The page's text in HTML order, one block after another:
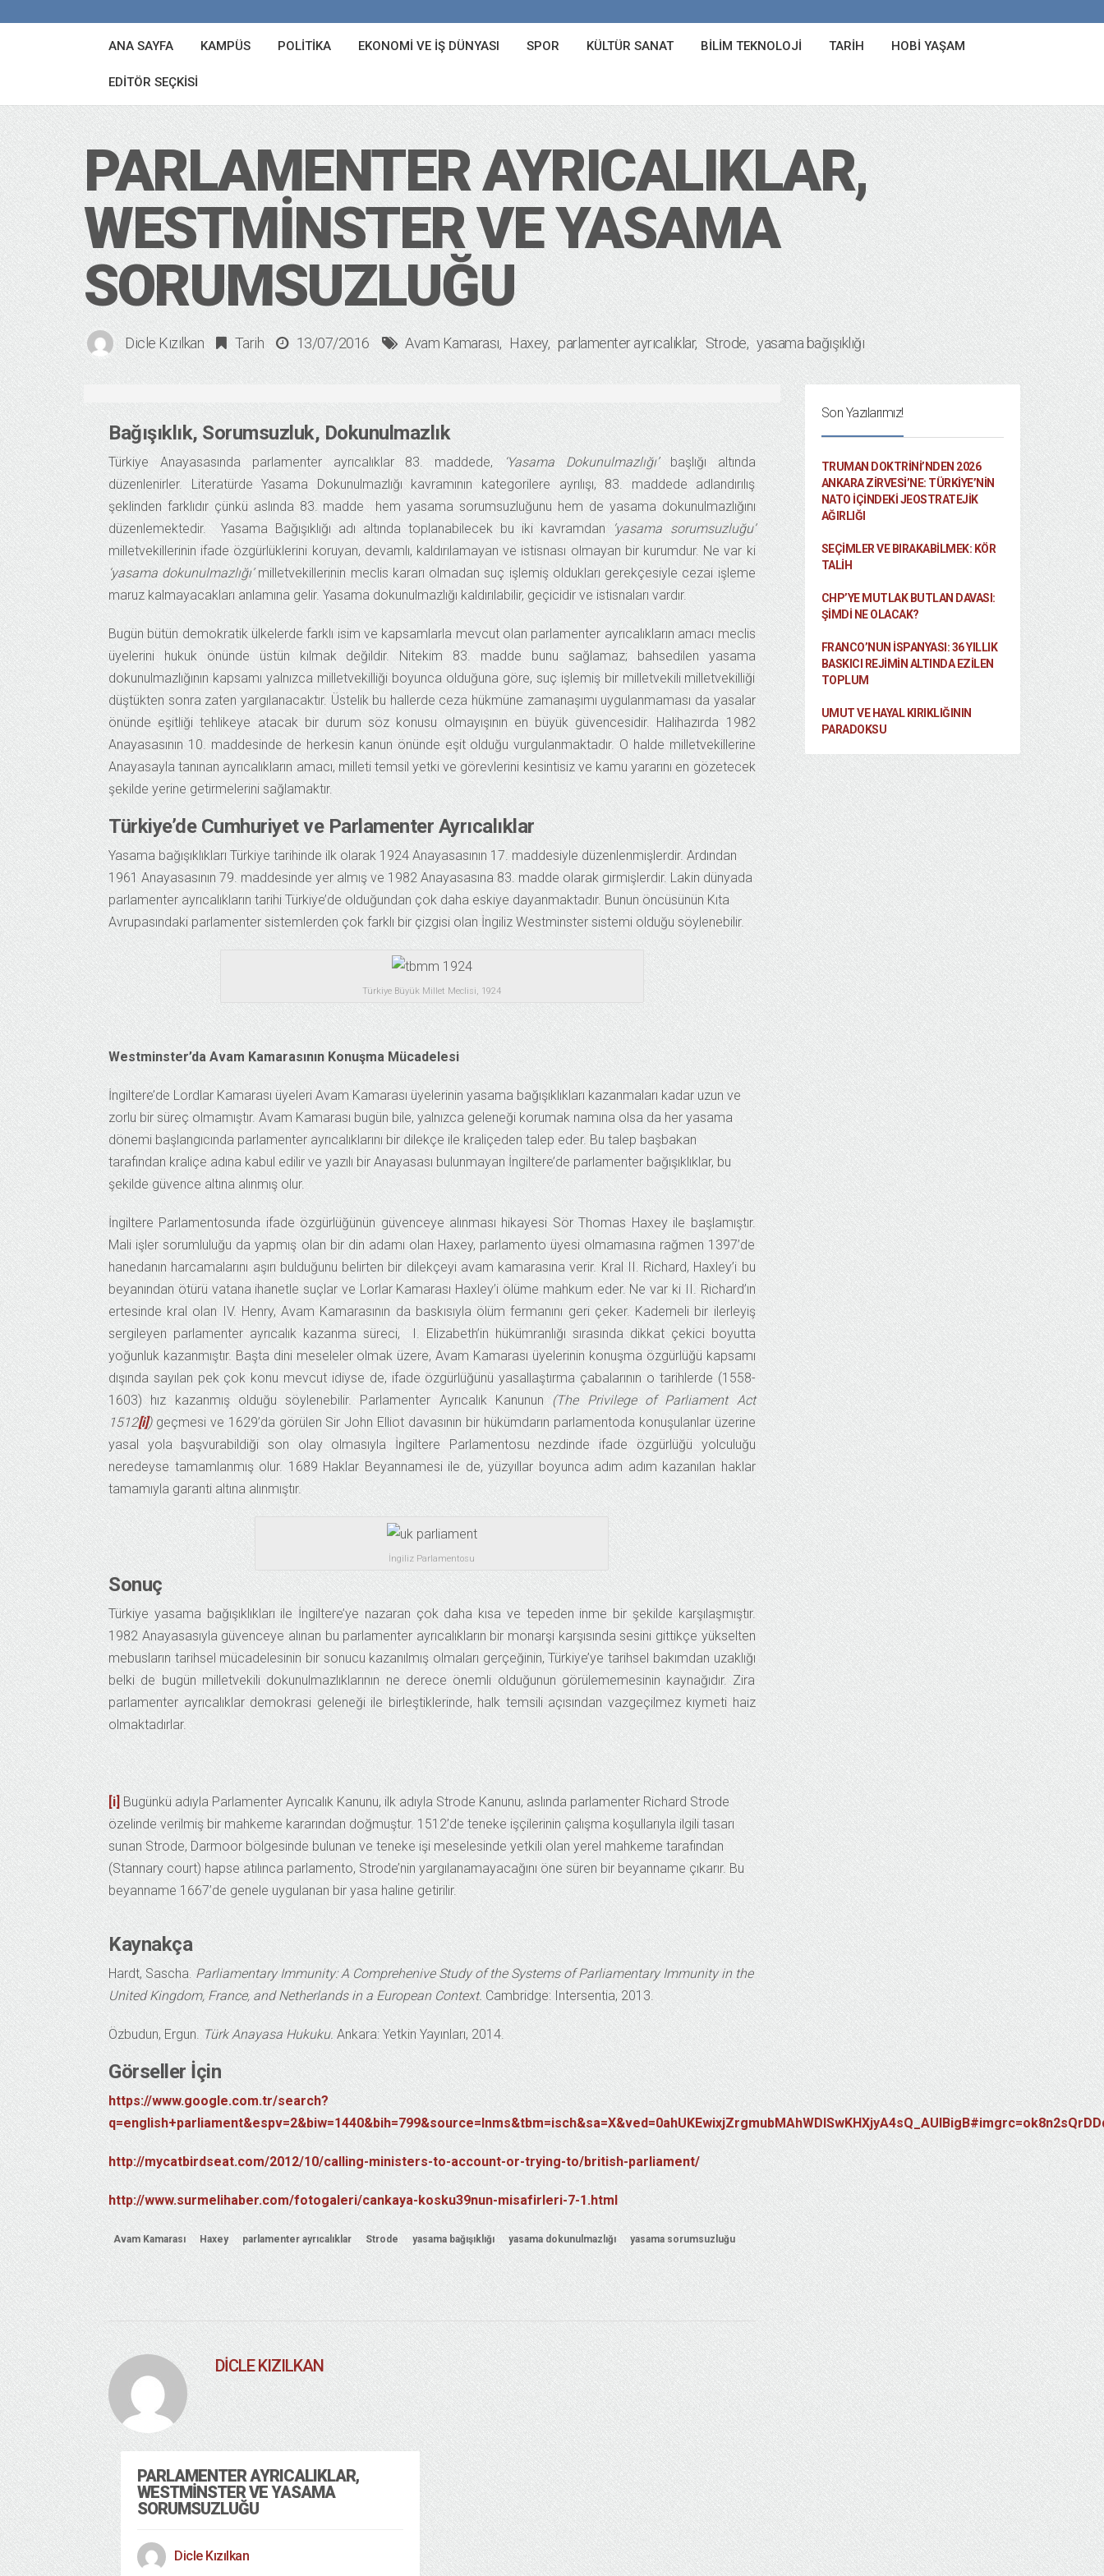
ANA SAYFA KAMPÜS POLITIKA EKONOMI VE İŞ DÜNYASI SPOR KÜLTÜR SANAT BILIM TEKNOLOJI TARIH HOBI YAŞAM
EDITÖR SEÇKISI
PARLAMENTER AYRICALIKLAR,
WESTMINSTER VE YASAMA
SORUMSUZLUĞU
Dicle Kızılkan Tarih 13/07/2016 Avam Kamarası Haxey parlamenter ayrıcalıklar Strode yasama bağışıklığı
Bağışıklık, Sorumsuzluk, Dokunulmazlık
Türkiye Anayasasında parlamenter ayrıcalıklar 83. maddede, ‘Yasama Dokunulmazlığı’başlığı altında
düzenlenirler. Literatürde Yasama Dokunulmazlığı kavramının kategorilere ayrılışı, 83. maddede adlandırılış
şeklinden farklıdır çünkü aslında 83. madde hem yasama sorumsuzluğunu hem de yasama dokunulmazlığını
düzenlemektedir. Yasama Bağışıklığı adı altında toplanabilecek bu iki kavramdan ‘yasama sorumsuzluğu’
milletvekillerinin ifade özgürlüklerini koruyan, devamlı, kaldırılamayan ve istisnası olmayan bir kurumdur. Ne var ki
‘yasama dokunulmazlığı’milletvekillerinin meclis kararı olmadan suç işlemiş oldukları gerekçesiyle cezai işleme
maruz kalmayacakları anlamına gelir. Yasama dokunulmazlığı kaldırılabilir, geçicidir ve istisnaları vardır.
Bugün bütün demokratik ülkelerde farklı isim ve kapsamlarla mevcut olan parlamenter ayrıcalıkların amacı meclis
üyelerini hukuk önünde üstün kılmak değildir. Nitekim 83. madde bunu sağlamaz; bahsedilen yasama
dokunulmazlığının kapsamı yalnızca milletvekilliği boyunca olduğuna göre, suç işlemiş bir milletvekili milletvekilliği
düştükten sonra zaten yargılanacaktır. Üstelik bu hallerde ceza hükmüne zamanaşımı uygulanmaması da yasalar
önünde eşitliği tehlikeye atacak bir durum söz konusu olmayışının en büyük güvencesidir. Halihazırda 1982
Anayasasının 10. maddesinde de herkesin kanun önünde eşit olduğu vurgulanmaktadır. O halde milletvekillerine
Anayasayla tanınan ayrıcalıkların amacı, milleti temsil yetki ve görevlerini kesintisiz ve kamu yararını en gözetecek
şekilde yerine getirmelerini sağlamaktır.
Türkiye’de Cumhuriyet ve Parlamenter Ayrıcalıklar
Yasama bağışıklıkları Türkiye tarihinde ilk olarak 1924 Anayasasının 17. maddesiyle düzenlenmişlerdir. Ardından
1961 Anayasasının 79. maddesinde yer almış ve 1982 Anayasasına 83. madde olarak girmişlerdir. Lakin dünyada
parlamenter ayrıcalıkların tarihi Türkiye’de olduğundan çok daha eskiye dayanmaktadır. Bunun öncüsünün Kıta
Avrupasındaki parlamenter sistemlerden çok farklı bir çizgisi olan İngiliz Westminster sistemi olduğu söylenebilir.
Türkiye Büyük Millet Meclisi, 1924
Westminster’da Avam Kamarasının Konuşma Mücadelesi
İngiltere’de Lordlar Kamarası üyeleri Avam Kamarası üyelerinin yasama bağışıklıkları kazanmaları kadar uzun ve
zorlu bir süreç olmamıştır. Avam Kamarası bugün bile, yalnızca geleneği korumak namına olsa da her yasama
dönemi başlangıcında parlamenter ayrıcalıklarını bir dilekçe ile kraliçeden talep eder. Bu talep başbakan
tarafından kraliçe adına kabul edilir ve yazılı bir Anayasası bulunmayan İngiltere’de parlamenter bağışıklıklar, bu
şekilde güvence altına alınmış olur.
İngiltere Parlamentosunda ifade özgürlüğünün güvenceye alınması hikayesi Sör Thomas Haxey ile başlamıştır.
Mali işler sorumluluğu da yapmış olan bir din adamı olan Haxey, parlamento üyesi olmamasına rağmen 1397’de
hanedanın harcamalarını aşırı bulduğunu belirten bir dilekçeyi avam kamarasına verir. Kral II. Richard, Haxley’i bu
beyanından ötürü vatana ihanetle suçlar ve Lorlar Kamarası Haxley’i ölüme mahkum eder. Ne var ki II. Richard’ın
ertesinde kral olan IV. Henry, Avam Kamarasının da baskısıyla ölüm fermanını geri çeker. Kademeli bir ilerleyiş
sergileyen parlamenter ayrıcalık kazanma süreci, I. Elizabeth’in hükümranlığı sırasında dikkat çekici boyutta
yoğunluk kazanmıştır. Başta dini meseleler olmak üzere, Avam Kamarası üyelerinin konuşma özgürlüğü kapsamı
dışında sayılan pek çok konu mevcut idiyse de, ifade özgürlüğünü yasallaştırma çabalarının o tarihlerde (1558-
1603) hız kazanmış olduğu söylenebilir. Parlamenter Ayrıcalık Kanunun (The Privilege of Parliament Act
1512[i])geçmesi ve 1629’da görülen Sir John Elliot davasının bir hükümdarın parlamentoda konuşulanlar üzerine
yasal yola başvurabildiği son olay olmasıyla İngiltere Parlamentosu nezdinde ifade özgürlüğü yolculuğu
neredeyse tamamlanmış olur. 1689 Haklar Beyannamesi ile de, yüzyıllar boyunca adım adım kazanılan haklar
tamamıyla garanti altına alınmıştır.
İngiliz Parlamentosu
Sonuç
Türkiye yasama bağışıklıkları ile İngiltere’ye nazaran çok daha kısa ve tepeden inme bir şekilde karşılaşmıştır.
1982 Anayasasıyla güvenceye alınan bu parlamenter ayrıcalıkların bir monarşi karşısında sesini gittikçe yükselten
mebusların tarihsel mücadelesinin bir sonucu kazanılmış olmaları gerçeğinin, Türkiye’ye tarihsel bakımdan uzaklığı
belki de bugün milletvekili dokunulmazlıklarının ne derece önemli olduğunun görülememesinin kaynağıdır. Zira
parlamenter ayrıcalıklar demokrasi geleneği ile birleştiklerinde, halk temsili açısından vazgeçilmez kıymeti haiz
olmaktadırlar.
[i] Bugünkü adıyla Parlamenter Ayrıcalık Kanunu, ilk adıyla Strode Kanunu, aslında parlamenter Richard Strode
özelinde verilmiş bir mahkeme kararından doğmuştur. 1512’de teneke işçilerinin çalışma koşullarıyla ilgili tasarı
sunan Strode, Darmoor bölgesinde bulunan ve teneke işi meselesinde yetkili olan yerel mahkeme tarafından
(Stannary court) hapse atılınca parlamento, Strode’nin yargılanamayacağını öne süren bir beyanname çıkarır. Bu
beyanname 1667’de genele uygulanan bir yasa haline getirilir.
Kaynakça
Hardt, Sascha. Parliamentary Immunity: A Comprehenive Study of the Systems of Parliamentary Immunity in the
United Kingdom, France, and Netherlands in a European Context. Cambridge: Intersentia, 2013.
Özbudun, Ergun. Türk Anayasa Hukuku. Ankara: Yetkin Yayınları, 2014.
Görseller İçin
https://www.google.com.tr/search?
http://mycatbirdseat.com/2012/10/calling-ministers-to-account-or-trying-to/british-parliament/
http://www.surmelihaber.com/fotogaleri/cankaya-kosku39nun-misafirleri-7-1.html
Avam Kamarası Haxey parlamenter ayrıcalıklar Strode yasama bağışıklığı yasama dokunulmazlığı yasama sorumsuzluğu
DICLE KIZILKAN
PARLAMENTER AYRICALIKLAR,
WESTMINSTER VE YASAMA
SORUMSUZLUĞU
Dicle Kızılkan
Son Yazılarımız!
TRUMAN DOKTRINI’NDEN 2026
ANKARA ZIRVESI’NE: TÜRKIYE’NIN
NATO İÇINDEKI JEOSTRATEJIK
AĞIRLIĞI
SEÇIMLER VE BIRAKABILMEK: KÖR
TALIH
CHP’YE MUTLAK BUTLAN DAVASI:
ŞİMDİ NE OLACAK?
FRANCO’NUN İSPANYASI: 36 YILLIK
BASKICI REJIMIN ALTINDA EZILEN
TOPLUM
UMUT VE HAYAL KIRIKLIĞININ
PARADOKSU